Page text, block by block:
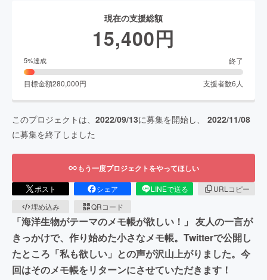
現在の支援総額
15,400円
5%達成 終了
目標金額280,000円 支援者数6 人
このプロジェクトは、 2022/09/13に募集を開始し、 2022/11/08
に募集を終了しました
もう一度プロジェクトをやってほしい
ポスト シェア LINEで送る
URLコピー
埋め込み
QRコード
「海洋生物がテーマのメモ帳が欲しい！」 友人の一言が
きっかけで、作り始めた小さなメモ帳。Twitterで公開し
たところ「私も欲しい」との声が沢山上がりました。今
回はそのメモ帳をリターンにさせていただきます！